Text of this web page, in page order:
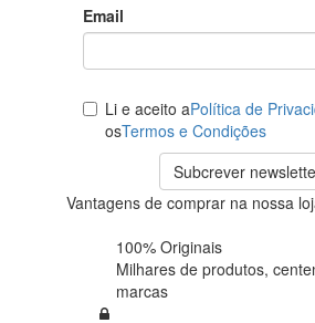
Email
Li e aceito aPolítica de
osTermos e Condições
Subcrever
Vantagens de comprar na nossa
100% Originais
Milhares de produtos,
marcas